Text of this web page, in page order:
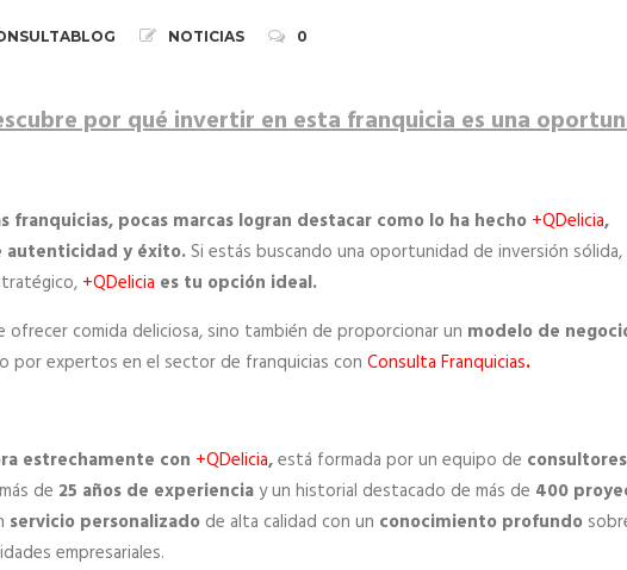
NOTICIAS 0
por qué invertir en esta franquicia es una
pocas marcas logran destacar como lo ha hecho +QDelicia,
autenticidad y éxito.Si estás buscando una oportunidad de inversión sólida,
+QDelicia es tu opción ideal.
comida deliciosa, sino también de proporcionar un modelo de
por expertos en el sector de franquicias con Consulta Franquicias.
estrechamente con +QDelicia,está formada por un equipo de consultores
de 25 años de experienciay un historial destacado de más de 400
servicio personalizado de alta calidad con un conocimiento profundo
empresariales.